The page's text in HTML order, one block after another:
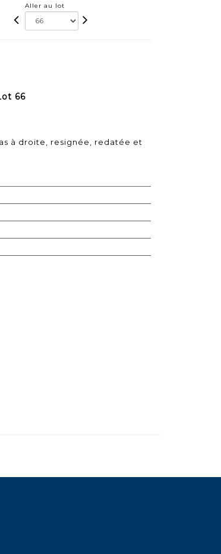
Aller au lot
66
à droite, resignée, redatée et